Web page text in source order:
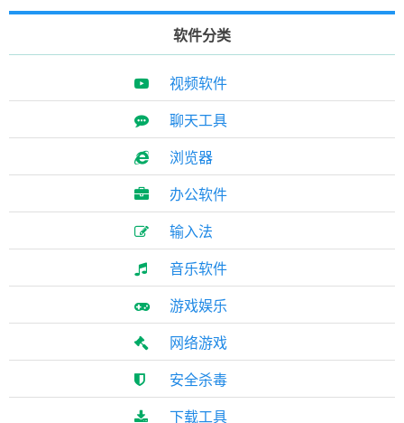
软件分类
视频软件
聊天工具
浏览器
办公软件
输入法
音乐软件
游戏娱乐
网络游戏
安全杀毒
下载工具